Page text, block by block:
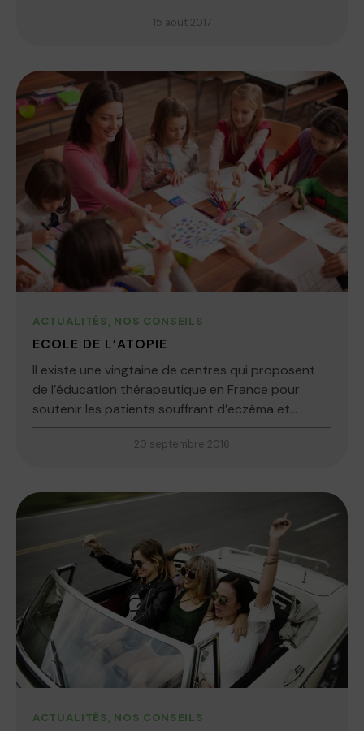
15 août 2017
ACTUALITÉS, NOS CONSEILS
ECOLE DE L’ATOPIE
Il existe une vingtaine de centres qui proposent
de l’éducation thérapeutique en France pour
soutenir les patients souffrant d’eczéma et...
20 septembre 2016
ACTUALITÉS, NOS CONSEILS